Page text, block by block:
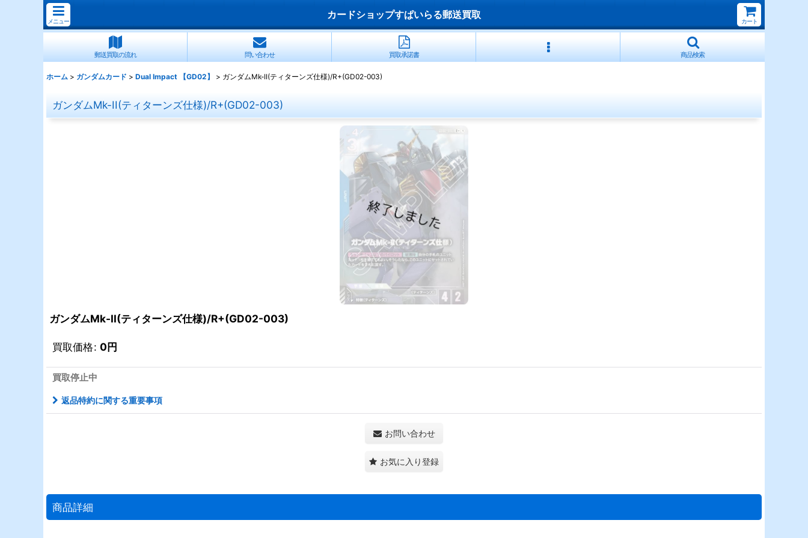
メニュー
カードショップすぱいらる郵送買取
カート
郵送買取の流れ 問い合わせ 買取承諾書 商品検索
ホーム > ガンダムカード > Dual Impact 【GD02】 > ガンダムMk-II(ティターンズ仕様)/R+(GD02-003)
ガンダムMk-II(ティターンズ仕様)/R+(GD02-003)
ガンダムMk-II(ティターンズ仕様)/R+(GD02-003)
買取価格: 0円
買取停止中
返品特約に関する重要事項
お問い合わせ
お気に入り登録
商品詳細